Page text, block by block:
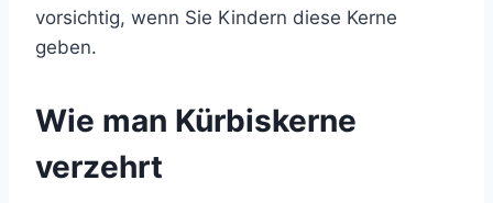
vorsichtig, wenn Sie Kindern diese Kerne
geben.
Wie man Kürbiskerne
verzehrt